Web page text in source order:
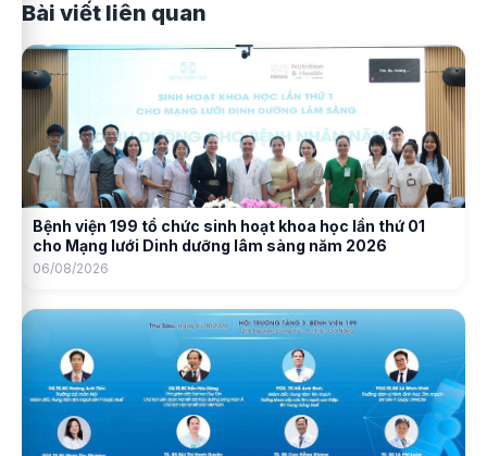
Bài viết liên quan
Bệnh viện 199 tổ chức sinh hoạt khoa học lần thứ 01
cho Mạng lưới Dinh dưỡng lâm sàng năm 2026
06/08/2026